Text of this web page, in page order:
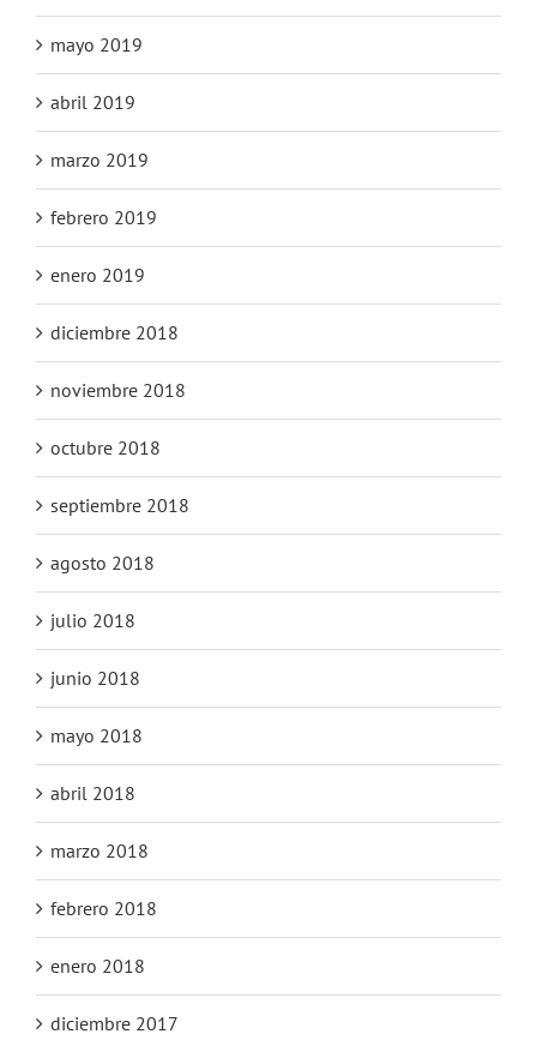
mayo 2019
abril 2019
marzo 2019
febrero 2019
enero 2019
diciembre 2018
noviembre 2018
octubre 2018
septiembre 2018
agosto 2018
julio 2018
junio 2018
mayo 2018
abril 2018
marzo 2018
febrero 2018
enero 2018
diciembre 2017